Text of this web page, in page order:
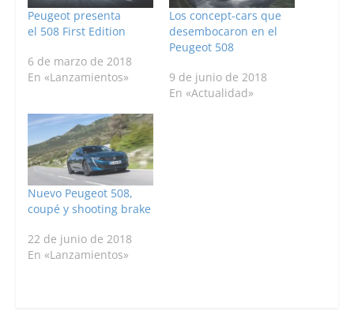
Peugeot presenta
el 508 First Edition
6 de marzo de 2018
En «Lanzamientos»
Los concept-cars que
desembocaron en el
Peugeot 508
9 de junio de 2018
En «Actualidad»
Nuevo Peugeot 508,
coupé y shooting brake
22 de junio de 2018
En «Lanzamientos»